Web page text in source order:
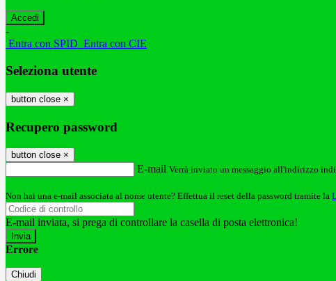
-
Entra con SPID Entra con CIE
Seleziona utente
button close ×
Recupero password
button close ×
E-mail Verrà inviato un messaggio all'indirizzo
Non hai una e-mail associata al nome utente? Effettua il reset della password tramite la
E-mail inviata, si prega di controllare la casella di posta elettronica!
Errore
Chiudi